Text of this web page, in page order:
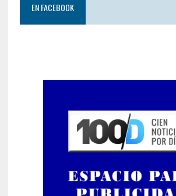
EN FACEBOOK